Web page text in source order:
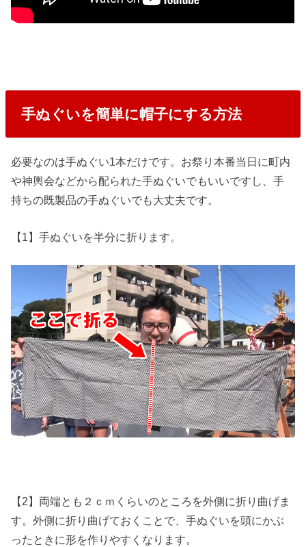
手ぬぐいを簡単に帽子にする方法
必要なのは手ぬぐい1本だけです。お祭り本番当日に町内
や神輿会などから配られた手ぬぐいでもいいですし、手
持ちの既製品の手ぬぐいでも大丈夫です。
【1】手ぬぐいを半分に折ります。
【2】両端とも２ｃｍくらいのところを外側に折り曲げま
す。外側に折り曲げておくことで、手ぬぐいを頭にかぶ
ったときに形を作りやすくなります。